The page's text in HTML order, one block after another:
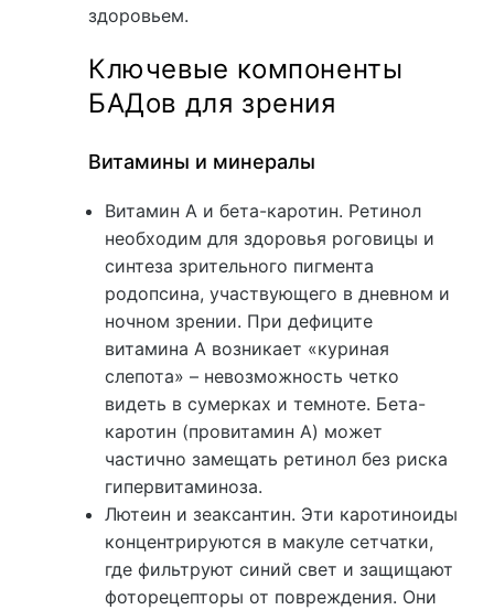
здоровьем.
Ключевые компоненты
БАДов для зрения
Витамины и минералы
Витамин A и бета-каротин. Ретинол
необходим для здоровья роговицы и
синтеза зрительного пигмента
родопсина, участвующего в дневном и
ночном зрении. При дефиците
витамина A возникает «куриная
слепота» – невозможность четко
видеть в сумерках и темноте. Бета-
каротин (провитамин A) может
частично замещать ретинол без риска
гипервитаминоза.
Лютеин и зеаксантин. Эти каротиноиды
концентрируются в макуле сетчатки,
где фильтруют синий свет и защищают
фоторецепторы от повреждения. Они